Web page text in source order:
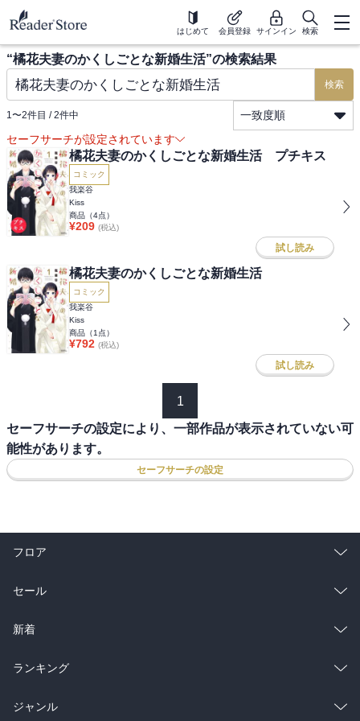
はじめて 会員登録 サインイン 検索
“橘花夫妻のかくしごとな新婚生活”の検索結果
検索
1〜2件目 / 2件中
一致度順
セーフサーチが設定されています
橘花夫妻のかくしごとな新婚生活 プチキス
コミック
我楽谷
Kiss
商品（4点）
¥209 (税込)
試し読み
橘花夫妻のかくしごとな新婚生活
コミック
我楽谷
Kiss
商品（1 点）
¥792 (税込)
試し読み
1
セーフサーチの設定により、一部作品が表示されていない可
能性があります。
セーフサーチの設定
フロア
総合
ラノベ
雑誌・グラビア
BL・TL
セール
総合
ラノベ
雑誌・グラビア
新着
総合
ラノベ
ランキング
総合
ジャンル